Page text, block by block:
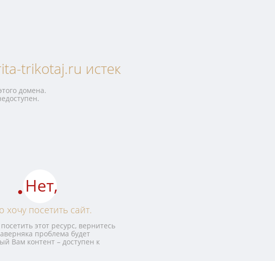
trikotaj.ru истек
домена.
Нет,
хочу посетить сайт.
этот ресурс, вернитесь
проблема будет
Вам контент – доступен к